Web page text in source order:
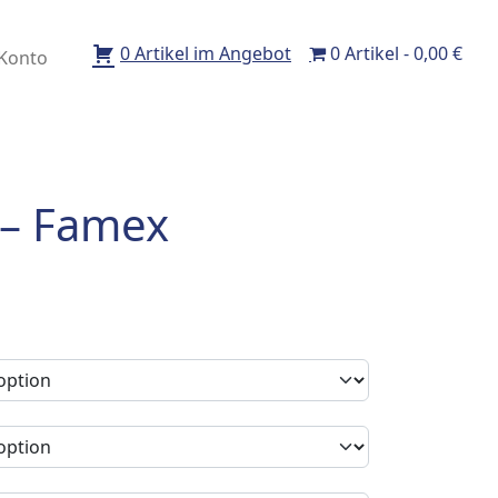
0 Artikel im Angebot 0 Artikel 0,00 €
Famex